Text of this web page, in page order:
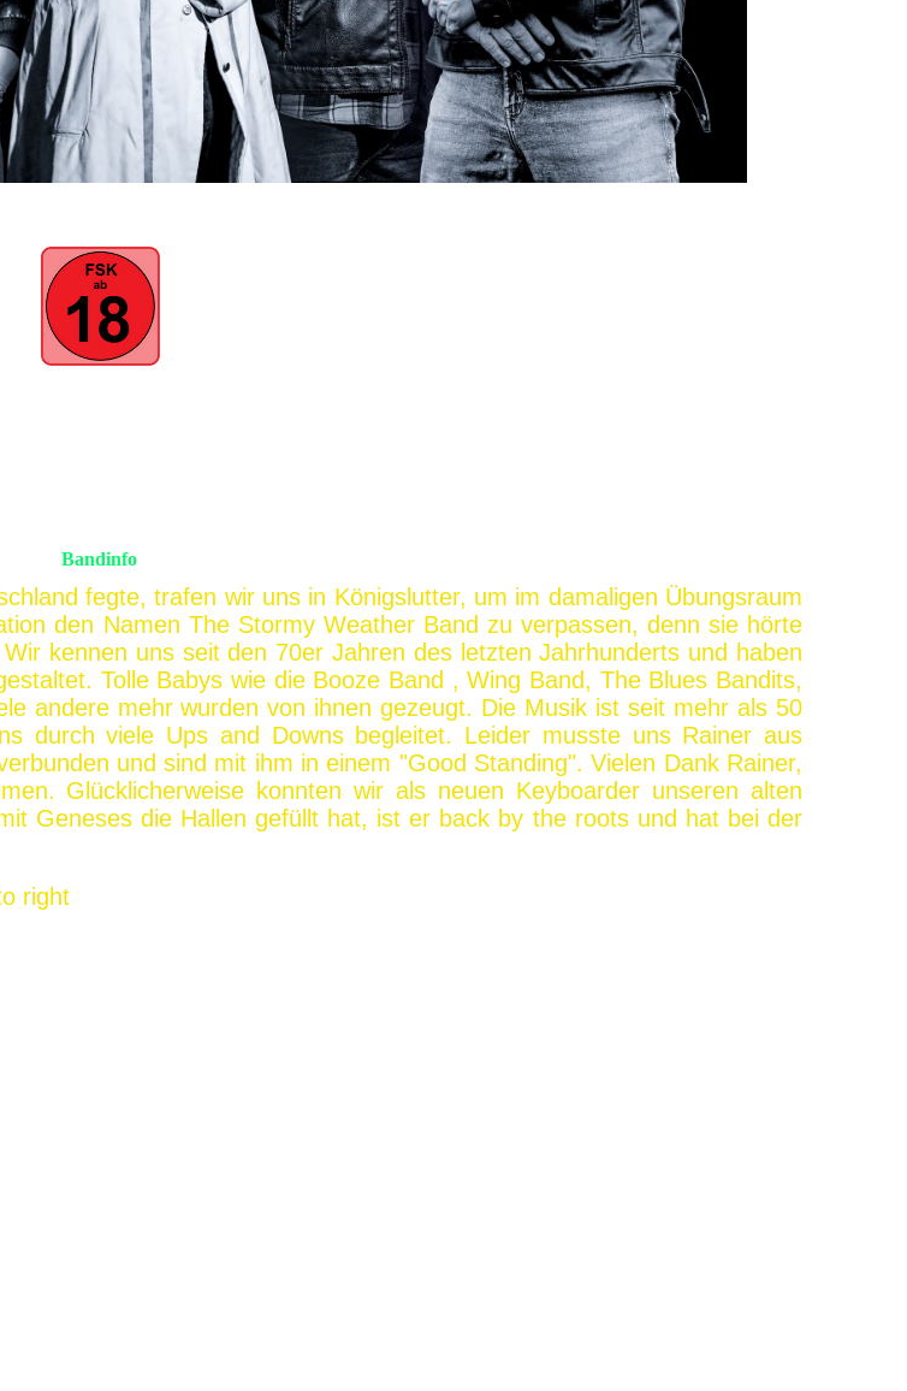
Bandinfo
fegte, trafen wir uns in Königslutter, um im damaligen Übungsraum
den Namen The Stormy Weather Band zu verpassen, denn sie hörte
kennen uns seit den 70er Jahren des letzten Jahrhunderts und haben
Tolle Babys wie die Booze Band , Wing Band, The Blues Bandits,
andere mehr wurden von ihnen gezeugt. Die Musik ist seit mehr als 50
durch viele Ups and Downs begleitet. Leider musste uns Rainer aus
und sind mit ihm in einem "Good Standing". Vielen Dank Rainer,
Glücklicherweise konnten wir als neuen Keyboarder unseren alten
Geneses die Hallen gefüllt hat, ist er back by the roots und hat bei der
right